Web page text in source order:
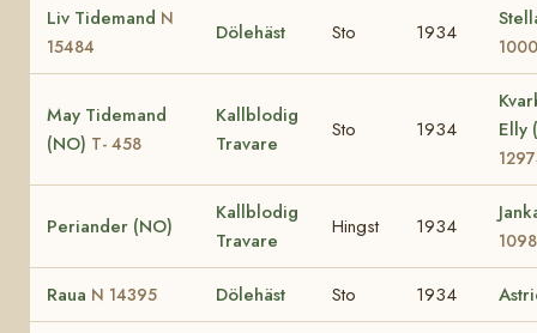
Liv Tidemand N
15484
Dölehäst Sto 1934
May Tidemand
(NO) T- 458
Kallblodig
Travare
Sto 1934
Elly
Periander (NO)
Kallblodig
Travare
Hingst 1934
Raua N 14395 Dölehäst Sto 1934